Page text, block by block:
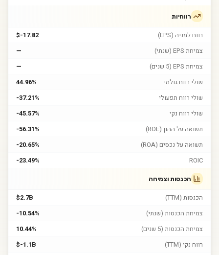
רווחיות
רווח למניה (EPS)
$-17.82
צמיחת EPS (שנתי)
—
צמיחת EPS (5 שנים)
—
שולי רווח גולמי
44.96%
שולי רווח תפעולי
-37.21%
שולי רווח נקי
-45.57%
תשואה על ההון (ROE)
-56.31%
תשואה על נכסים (ROA)
-20.65%
ROIC
-23.49%
הכנסות וצמיחה
הכנסות (TTM)
$2.7B
צמיחת הכנסות (שנתי)
-10.54%
צמיחת הכנסות (5 שנים)
10.44%
רווח נקי (TTM)
$-1.1B